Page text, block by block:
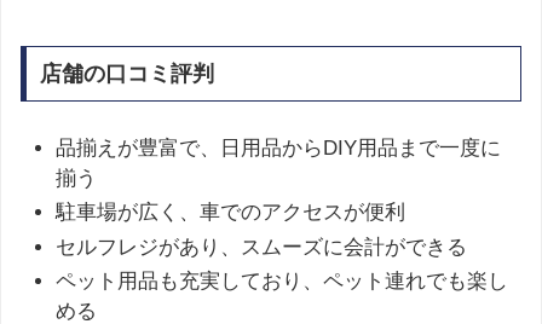
店舗の口コミ評判
品揃えが豊富で、日用品からDIY用品まで一度に
揃う
駐車場が広く、車でのアクセスが便利
セルフレジがあり、スムーズに会計ができる
ペット用品も充実しており、ペット連れでも楽し
める